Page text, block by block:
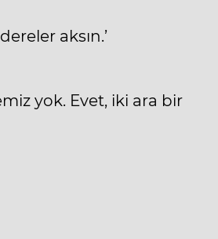
aksın.’
yok. Evet, iki ara bir